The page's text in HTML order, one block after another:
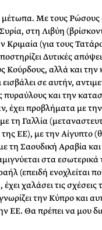
Με τους Ρώσους
στη Λιβύη
Κριμαία (για τους
Δυτικές
Κούρδους, αλλά και
σε αυτήν,
πυραύλους και την
έχει προβλήματα με
τη Γαλλία
της ΕΕ), με την Αίγυπτο
τη Σαουδική Αραβία και
στα εσωτερικά
(επειδή ενοχλείται
χαλάσει τις σχέσεις
την Κύπρο και
ΕΕ. Θα πρέπει να μου